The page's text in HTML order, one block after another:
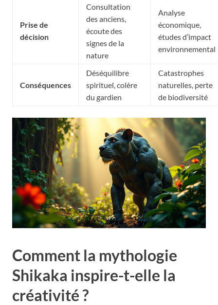
Prise de
décision
Consultation
des anciens,
écoute des
signes de la
nature
Analyse
économique,
études d’impact
environnemental
Conséquences
Déséquilibre
spirituel, colère
du gardien
Catastrophes
naturelles, perte
de biodiversité
Comment la mythologie
Shikaka inspire-t-elle la
créativité ?